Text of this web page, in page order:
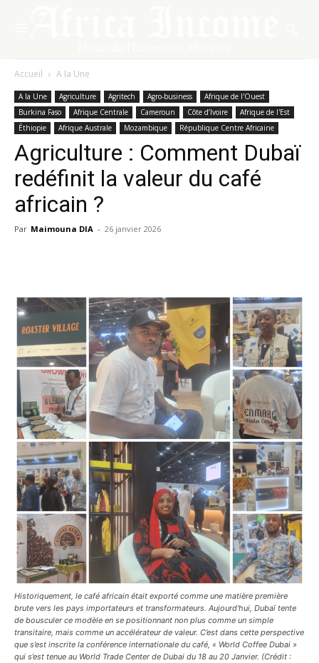
Accueil A la Une
A la Une Agriculture Agritech Agro-business
Afrique de l'Ouest
Burkina Faso
Afrique Centrale Cameroun Côte d’Ivoire
Afrique de l'Est
Éthiopie
Afrique Australe Mozambique République Centre Africaine
Agriculture : Comment Dubaï
redéfinit la valeur du café
africain ?
Par Maimouna DIA - 26 janvier 2026
Historiquement, le café africain était exporté comme une matière première
brute vers les pays importateurs et transformateurs. Aujourd'hui, Dubaï tente
de bousculer ce modèle en se positionnant non plus comme un simple
transitaire, mais comme un accélérateur de valeur. C’est dans cette perspective
que s’est inscrite la conférence internationale du café, « World Coffee Dubai »
qui s’est tenue au World Trade Center de Dubai du 18 au 20 Janvier. (Crédit :